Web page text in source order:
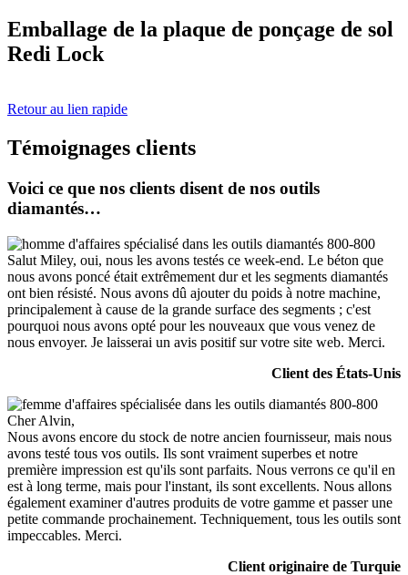
Emballage de la plaque de ponçage de sol
Redi Lock
Retour au lien rapide
Témoignages clients
Voici ce que nos clients disent de nos outils
diamantés…
Salut Miley, oui, nous les avons testés ce week-end. Le béton que
nous avons poncé était extrêmement dur et les segments diamantés
ont bien résisté. Nous avons dû ajouter du poids à notre machine,
principalement à cause de la grande surface des segments ; c'est
pourquoi nous avons opté pour les nouveaux que vous venez de
nous envoyer. Je laisserai un avis positif sur votre site web. Merci.
Client des États-Unis
Cher Alvin,
Nous avons encore du stock de notre ancien fournisseur, mais nous
avons testé tous vos outils. Ils sont vraiment superbes et notre
première impression est qu'ils sont parfaits. Nous verrons ce qu'il en
est à long terme, mais pour l'instant, ils sont excellents. Nous allons
également examiner d'autres produits de votre gamme et passer une
petite commande prochainement. Techniquement, tous les outils sont
impeccables. Merci.
Client originaire de Turquie